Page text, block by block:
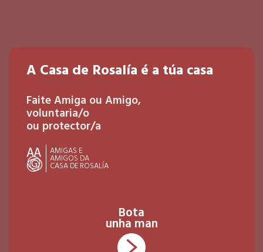
A Casa de Rosalía é a túa casa
Faite Amiga ou Amigo,
voluntaria/o
ou protector/a
AMIGAS E
AMIGOS DA
CASA DE ROSALÍA
Bota
unha man